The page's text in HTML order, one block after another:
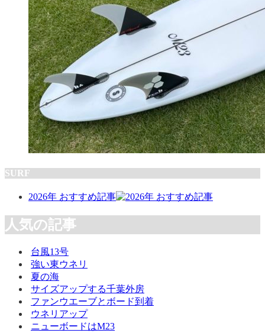
SURF
2026年 おすすめ記事
人気の記事
台風13号
強い東ウネリ
夏の海
サイズアップする千葉外房
ファンウエーブとボード到着
ウネリアップ
ニューボードはM23